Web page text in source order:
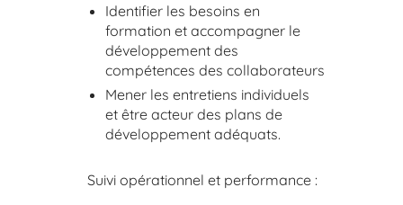
Identifier les besoins en
formation et accompagner le
développement des
compétences des collaborateurs
Mener les entretiens individuels
et être acteur des plans de
développement adéquats.
Suivi opérationnel et performance :